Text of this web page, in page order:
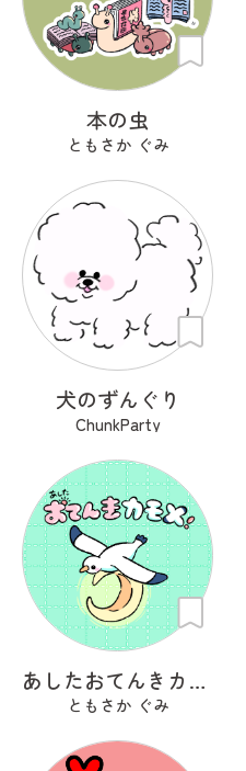
本の虫
ともさか ぐみ
犬のずんぐり
ChunkParty
あしたおてんきカモメ
ともさか ぐみ